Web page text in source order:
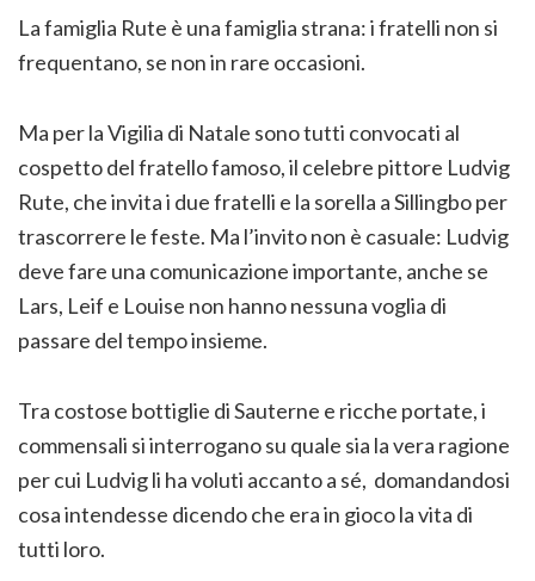
La famiglia Rute è una famiglia strana: i fratelli non si
frequentano, se non in rare occasioni.
Ma per la Vigilia di Natale sono tutti convocati al
cospetto del fratello famoso, il celebre pittore Ludvig
Rute, che invita i due fratelli e la sorella a Sillingbo per
trascorrere le feste. Ma l’invito non è casuale: Ludvig
deve fare una comunicazione importante, anche se
Lars, Leif e Louise non hanno nessuna voglia di
passare del tempo insieme.
Tra costose bottiglie di Sauterne e ricche portate, i
commensali si interrogano su quale sia la vera ragione
per cui Ludvig li ha voluti accanto a sé, domandandosi
cosa intendesse dicendo che era in gioco la vita di
tutti loro.